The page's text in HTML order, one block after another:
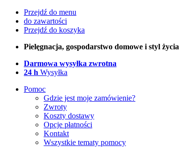
Przejdź do menu
do zawartości
Przejdź do koszyka
Pielęgnacja, gospodarstwo domowe i styl życia
Darmowa wysyłka zwrotna
24 h Wysyłka
Pomoc
Gdzie jest moje zamówienie?
Zwroty
Koszty dostawy
Opcje płatności
Kontakt
Wszystkie tematy pomocy